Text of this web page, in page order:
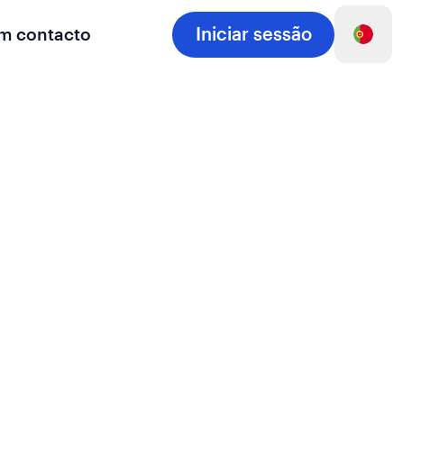
Iniciar sessão
contacto